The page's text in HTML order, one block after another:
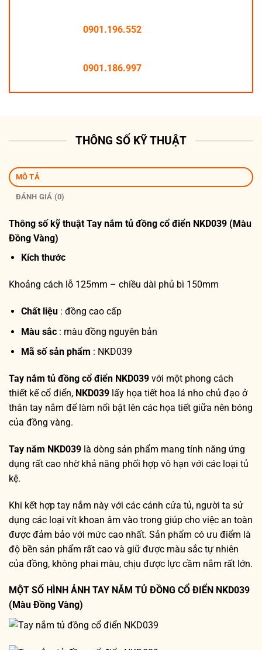
0901.196.552
0901.186.997
THÔNG SỐ KỸ THUẬT
MÔ TẢ
ĐÁNH GIÁ (0)
Thông số kỹ thuật Tay nắm tủ đồng cổ điển NKD039 (Màu
Đồng Vàng)
Kích thước
Khoảng cách lỗ 125mm – chiều dài phủ bì 150mm
Chất liệu: đồng cao cấp
Màu sắc: màu đồng nguyên bản
Mã số sản phẩm : NKD039
Tay nắm tủ đồng cổ điển NKD039 với một phong cách
thiết kế cổ điển, NKD039 lấy họa tiết hoa lá nho chủ đạo ở
thân tay nắm để làm nổi bật lên các họa tiết giữa nên bóng
của đồng vàng.
Tay nắm NKD039 là dòng sản phẩm mang tính năng ứng
dụng rất cao nhờ khả năng phối hợp vô hạn với các loại tủ
kệ.
Khi kết hợp tay nắm này với các cánh cửa tủ, người ta sử
dụng các loại vít khoan âm vào trong giúp cho việc an toàn
được đảm bảo với mức cao nhất. Sản phẩm có ưu điểm là
độ bền sản phẩm rất cao và giữ được màu sắc tự nhiên
của đồng, không phai màu, chịu được lực cầm nắm rất lớn.
MỘT SỐ HÌNH ẢNH TAY NẮM TỦ ĐỒNG CỔ ĐIỂN NKD039
(Màu Đồng Vàng)